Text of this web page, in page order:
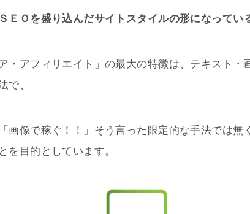
ＥＯを盛り込んだサイトスタイルの形になってい
・アフィリエイト」の最大の特徴は、テキスト・
で、
画像で稼ぐ！！」そう言った限定的な手法では無
を目的としています。